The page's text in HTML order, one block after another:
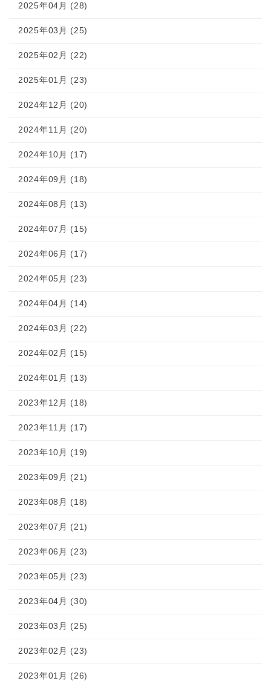
2025年04月 (28)
2025年03月 (25)
2025年02月 (22)
2025年01月 (23)
2024年12月 (20)
2024年11月 (20)
2024年10月 (17)
2024年09月 (18)
2024年08月 (13)
2024年07月 (15)
2024年06月 (17)
2024年05月 (23)
2024年04月 (14)
2024年03月 (22)
2024年02月 (15)
2024年01月 (13)
2023年12月 (18)
2023年11月 (17)
2023年10月 (19)
2023年09月 (21)
2023年08月 (18)
2023年07月 (21)
2023年06月 (23)
2023年05月 (23)
2023年04月 (30)
2023年03月 (25)
2023年02月 (23)
2023年01月 (26)